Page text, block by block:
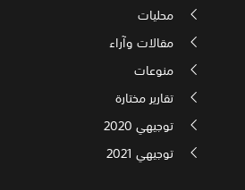
محليات
مقالات وآراء
منوعات
تقارير مختارة
توجيهي 2020
توجيهي 2021